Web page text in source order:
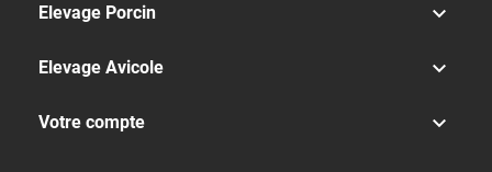
Elevage Porcin 
Elevage Avicole 
Votre compte 